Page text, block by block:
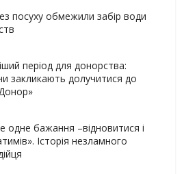
посуху обмежили забір води
період для донорства:
закликають долучитися до
одне бажання –відновитися і
Історія незламного